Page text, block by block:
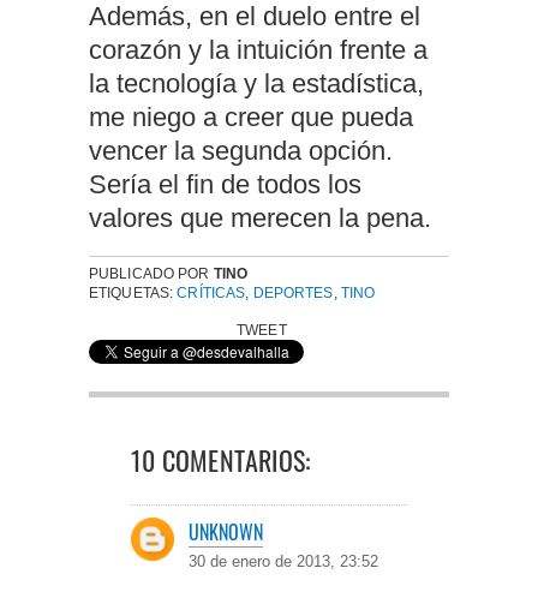
Además, en el duelo entre el
corazón y la intuición frente a
la tecnología y la estadística,
me niego a creer que pueda
vencer la segunda opción.
Sería el fin de todos los
valores que merecen la pena.
PUBLICADO POR TINO
ETIQUETAS:CRÍTICAS DEPORTES TINO
TWEET
10 COMENTARIOS:
UNKNOWN
30 de enero de 2013, 23:52